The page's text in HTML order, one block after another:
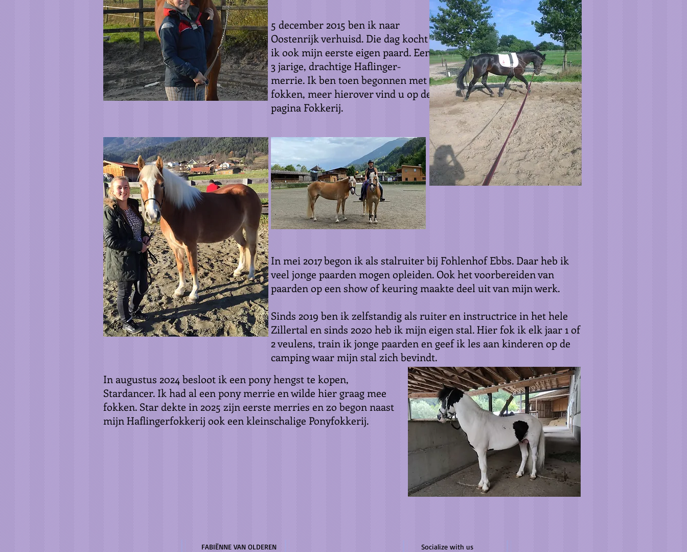
5 december 2015 ben ik naar
Oostenrijk verhuisd. Die dag kocht
ik ook mijn eerste eigen paard. Een
3 jarige, drachtige Haflinger-
merrie. Ik ben toen begonnen met
fokken, meer hierover vind u op de
pagina Fokkerij.
In mei 2017 begon ik als stalruiter bij Fohlenhof Ebbs. Daar heb ik
veel jonge paarden mogen opleiden. Ook het voorbereiden van
paarden op een show of keuring maakte deel uit van mijn werk.
Sinds 2019 ben ik zelfstandig als ruiter en instructrice in het hele
Zillertal en sinds 2020 heb ik mijn eigen stal. Hier fok ik elk jaar 1 of
2 veulens, train ik jonge paarden en geef ik les aan kinderen op de
camping waar mijn stal zich bevindt.
In augustus 2024 besloot ik een pony hengst te kopen,
Stardancer. Ik had al een pony merrie en wilde hier graag mee
fokken. Star dekte in 2025 zijn eerste merries en zo begon naast
mijn Haflingerfokkerij ook een kleinschalige Ponyfokkerij.
FABIËNNE VAN OLDEREN
Socialize with us